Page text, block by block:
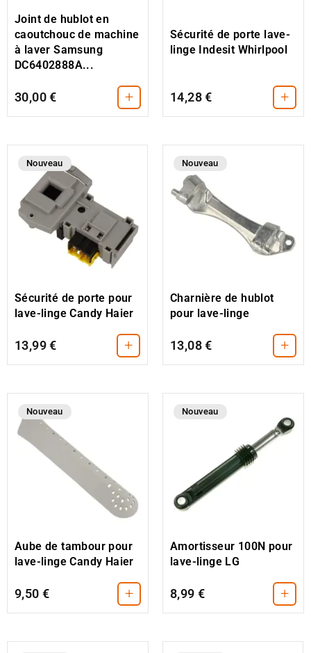
Joint de hublot en
caoutchouc de machine
à laver Samsung
DC6402888A...
30,00 € +
Sécurité de porte lave-
linge Indesit Whirlpool
14,28 € +
Nouveau
Sécurité de porte pour
lave-linge Candy Haier
13,99 € +
Nouveau
Charnière de hublot
pour lave-linge
13,08 € +
Nouveau
Aube de tambour pour
lave-linge Candy Haier
9,50 € +
Nouveau
Amortisseur 100N pour
lave-linge LG
8,99 € +